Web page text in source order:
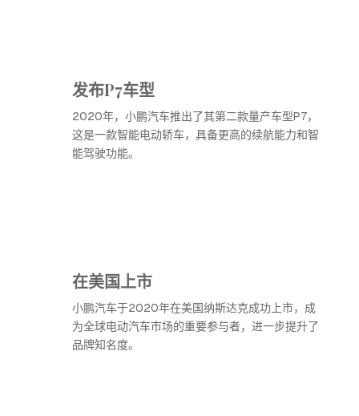
发布P7车型
2020年，小鹏汽车推出了其第二款量产车型P7，
这是一款智能电动轿车，具备更高的续航能力和智
能驾驶功能。
在美国上市
小鹏汽车于2020年在美国纳斯达克成功上市，成
为全球电动汽车市场的重要参与者，进一步提升了
品牌知名度。